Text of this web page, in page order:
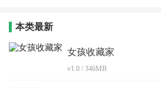
本类最新
女孩收藏家
v1.0 / 346MB